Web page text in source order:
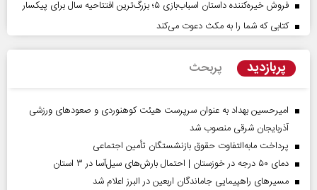
فروش خیره‌کننده داستان اسباب‌بازی ۵؛ بزرگ‌ترین افتتاحیه سال برای پیکسار
کتابی که شما را به مکث دعوت می‌کند
پربازدید پربحث
امیرحسین بهداد به عنوان سرپرست هیئت کوهنوردی و صعودهای ورزشی
آذربایجان شرقی منصوب شد
پرداخت مابه‌التفاوت حقوق بازنشستگان تأمین اجتماعی
دمای ۵۰ درجه در خوزستان | احتمال بارش‌های سیل‌آسا در ۳ استان
مسیر‌های راهپیمایی جاماندگان اربعین در البرز اعلام شد